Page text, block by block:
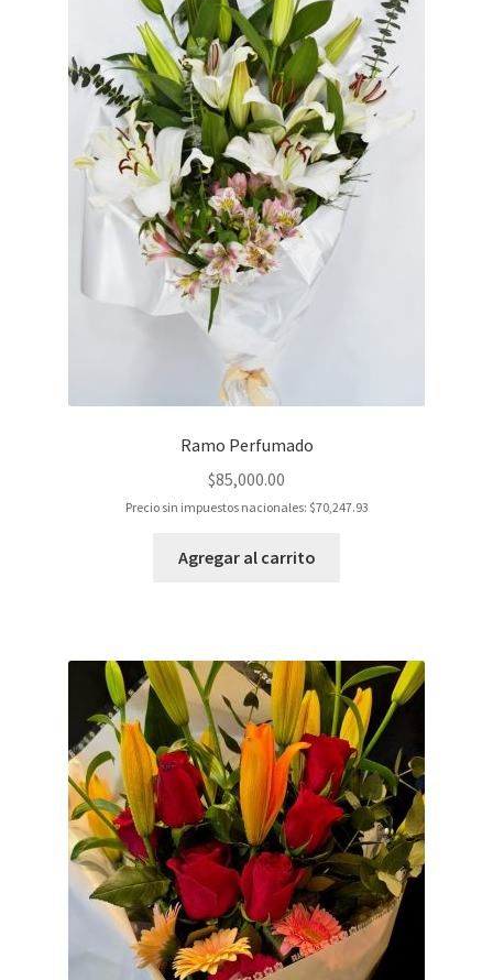
Ramo Perfumado
$85,000.00
Precio sin impuestos nacionales: $70,247.93
Agregar al carrito